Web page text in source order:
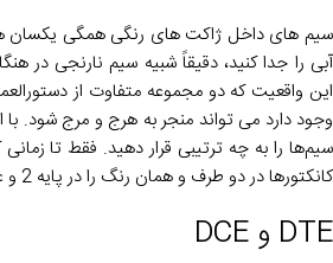
سیم های داخل ژاکت های رنگی همگی یکسان
آبی را جدا کنید، دقیقاً شبیه سیم نارنجی در
وجود دارد می تواند منجر به هرج و مرج شود.
کانکتورها در دو طرف و همان رنگ را در پایه 2 و غیره قرار دهید.
DTE و DCE